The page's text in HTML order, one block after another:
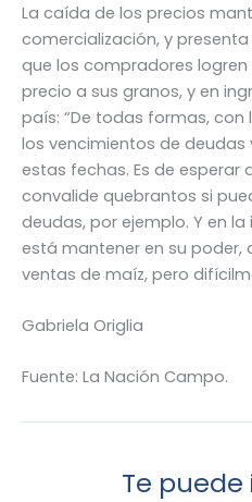
La caída de los precios
comercialización, y
que los compradores
precio a sus granos, y en
país: “De todas formas,
los vencimientos de
estas fechas. Es de esperar
convalide quebrantos si
deudas, por ejemplo. Y en
está mantener en su poder,
ventas de maíz, pero
Gabriela Origlia
Fuente: La Nación Campo.
Te